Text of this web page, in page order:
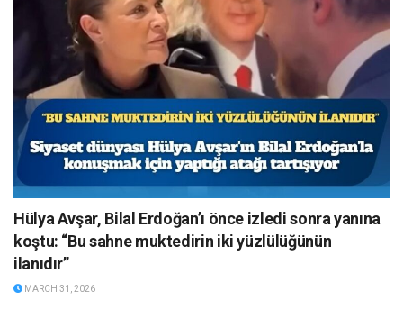
Hülya Avşar, Bilal Erdoğan’ı önce izledi sonra yanına
koştu: “Bu sahne muktedirin iki yüzlülüğünün
ilanıdır”
MARCH 31, 2026